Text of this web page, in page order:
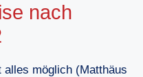
nach
möglich (Matthäus